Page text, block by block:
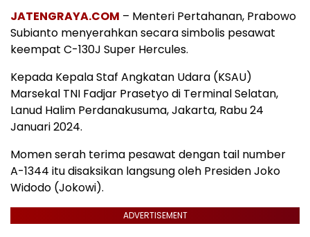
JATENGRAYA.COM – Menteri Pertahanan, Prabowo
Subianto menyerahkan secara simbolis pesawat
keempat C-130J Super Hercules.
Kepada Kepala Staf Angkatan Udara (KSAU)
Marsekal TNI Fadjar Prasetyo di Terminal Selatan,
Lanud Halim Perdanakusuma, Jakarta, Rabu 24
Januari 2024.
Momen serah terima pesawat dengan tail number
A-1344 itu disaksikan langsung oleh Presiden Joko
Widodo (Jokowi).
ADVERTISEMENT